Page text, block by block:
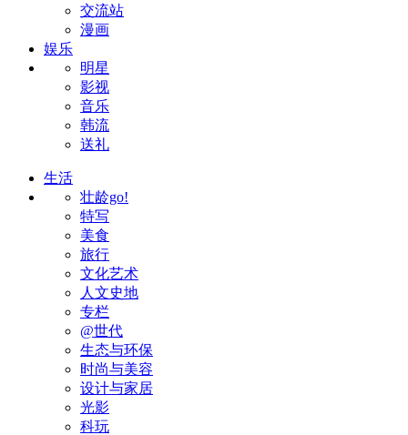
交流站
漫画
娱乐
明星
影视
音乐
韩流
送礼
生活
壮龄go!
特写
美食
旅行
文化艺术
人文史地
专栏
@世代
生态与环保
时尚与美容
设计与家居
光影
科玩